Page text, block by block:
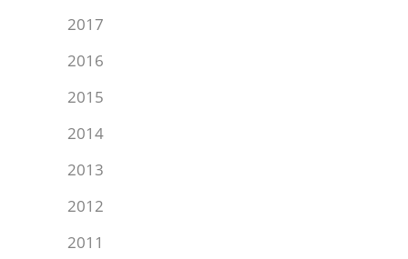
2017
2016
2015
2014
2013
2012
2011